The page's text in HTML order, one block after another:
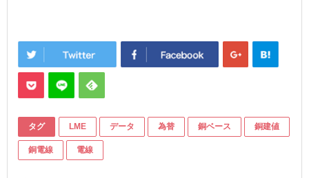
タグ LME データ 為替 銅ベース 銅建値
銅電線 電線